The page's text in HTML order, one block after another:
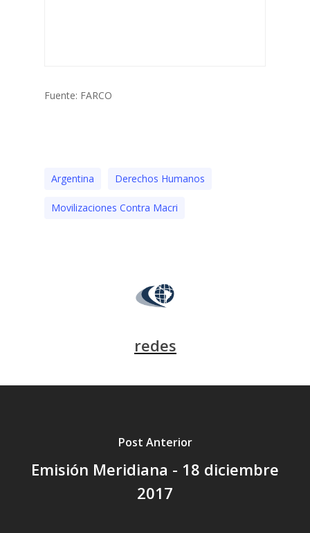
Fuente: FARCO
Argentina Derechos Humanos
Movilizaciones Contra Macri
redes
Post Anterior
Emisión Meridiana - 18 diciembre
2017